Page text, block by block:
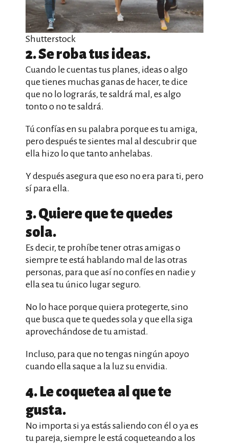
Shutterstock
2. Se roba tus ideas.
Cuando le cuentas tus planes, ideas o algo
que tienes muchas ganas de hacer, te dice
que no lo lograrás, te saldrá mal, es algo
tonto o no te saldrá.
Tú confías en su palabra porque es tu amiga,
pero después te sientes mal al descubrir que
ella hizo lo que tanto anhelabas.
Y después asegura que eso no era para ti, pero
sí para ella.
3. Quiere que te quedes
sola.
Es decir, te prohíbe tener otras amigas o
siempre te está hablando mal de las otras
personas, para que así no confíes en nadie y
ella sea tu único lugar seguro.
No lo hace porque quiera protegerte, sino
que busca que te quedes sola y que ella siga
aprovechándose de tu amistad.
Incluso, para que no tengas ningún apoyo
cuando ella saque a la luz su envidia.
4. Le coquetea al que te
gusta.
No importa si ya estás saliendo con él o ya es
tu pareja, siempre le está coqueteando a los